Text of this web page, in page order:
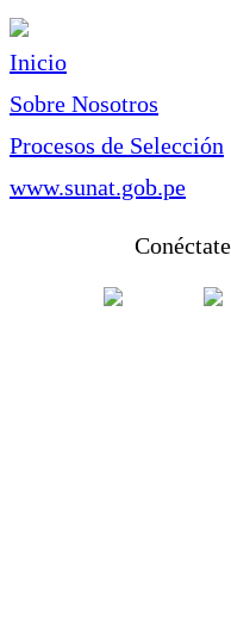
Inicio
Sobre Nosotros
Procesos de Selección
www.sunat.gob.pe